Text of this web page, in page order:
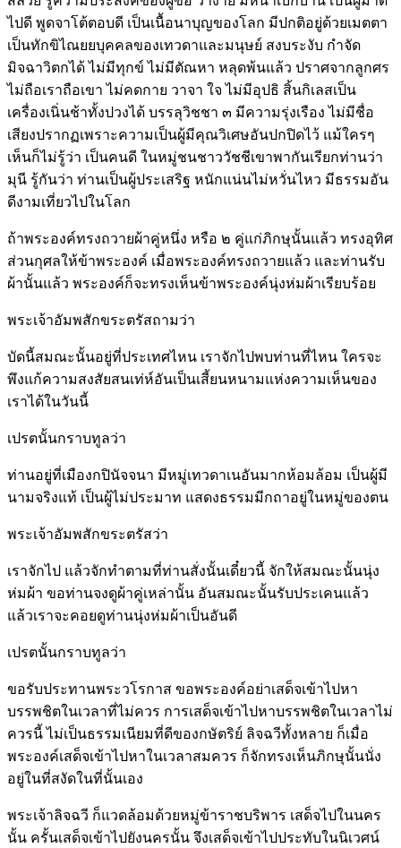
ไปดี พูดจาโต้ตอบดี เป็นเนื้อนาบุญของโลก มีปกติอยู่ด้วยเมตตา
เป็นทักขิไณยยบุคคลของเทวดาและมนุษย์ สงบระงับ กำจัด
มิจฉาวิตกได้ ไม่มีทุกข์ ไม่มีตัณหา หลุดพ้นแล้ว ปราศจากลูกศร
ไม่ถือเราถือเขา ไม่คดกาย วาจา ใจ ไม่มีอุปธิ สิ้นกิเลสเป็น
เครื่องเนิ่นช้าทั้งปวงได้ บรรลุวิชชา ๓ มีความรุ่งเรือง ไม่มีชื่อ
เสียงปรากฏเพราะความเป็นผู้มีคุณวิเศษอันปกปิดไว้ แม้ใครๆ
เห็นก็ไม่รู้ว่า เป็นคนดี ในหมู่ชนชาววัชชีเขาพากันเรียกท่านว่า
มุนี รู้กันว่า ท่านเป็นผู้ประเสริฐ หนักแน่นไม่หวั่นไหว มีธรรมอัน
ดีงามเที่ยวไปในโลก
ถ้าพระองค์ทรงถวายผ้าคู่หนึ่ง หรือ ๒ คู่แก่ภิกษุนั้นแล้ว ทรงอุทิศ
ส่วนกุศลให้ข้าพระองค์ เมื่อพระองค์ทรงถวายแล้ว และท่านรับ
ผ้านั้นแล้ว พระองค์ก็จะทรงเห็นข้าพระองค์นุ่งห่มผ้าเรียบร้อย
พระเจ้าอัมพสักขระตรัสถามว่า
บัดนี้สมณะนั้นอยู่ที่ประเทศไหน เราจักไปพบท่านที่ไหน ใครจะ
พึงแก้ความสงสัยสนเท่ห์อันเป็นเสี้ยนหนามแห่งความเห็นของ
เราได้ในวันนี้
เปรตนั้นกราบทูลว่า
ท่านอยู่ที่เมืองกปินัจจนา มีหมู่เทวดาเนอันมากห้อมล้อม เป็นผู้มี
นามจริงแท้ เป็นผู้ไม่ประมาท แสดงธรรมมีกถาอยู่ในหมู่ของตน
พระเจ้าอัมพสักขระตรัสว่า
เราจักไป แล้วจักทำตามที่ท่านสั่งนั้นเดี๋ยวนี้ จักให้สมณะนั้นนุ่ง
ห่มผ้า ขอท่านจงดูผ้าคู่เหล่านั้น อันสมณะนั้นรับประเคนแล้ว
แล้วเราจะคอยดูท่านนุ่งห่มผ้าเป็นอันดี
เปรตนั้นกราบทูลว่า
ขอรับประทานพระวโรกาส ขอพระองค์อย่าเสด็จเข้าไปหา
บรรพชิตในเวลาที่ไม่ควร การเสด็จเข้าไปหาบรรพชิตในเวลาไม่
ควรนี้ ไม่เป็นธรรมเนียมที่ดีของกษัตริย์ ลิจฉวีทั้งหลาย ก็เมื่อ
พระองค์เสด็จเข้าไปหาในเวลาสมควร ก็จักทรงเห็นภิกษุนั้นนั่ง
อยู่ในที่สงัดในที่นั้นเอง
พระเจ้าลิจฉวี ก็แวดล้อมด้วยหมู่ข้าราชบริพาร เสด็จไปในนคร
นั้น ครั้นเสด็จเข้าไปยังนครนั้น จึงเสด็จเข้าไปประทับในนิเวศน์